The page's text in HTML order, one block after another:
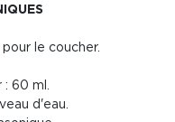
pour le coucher.
60 ml.
d'eau.